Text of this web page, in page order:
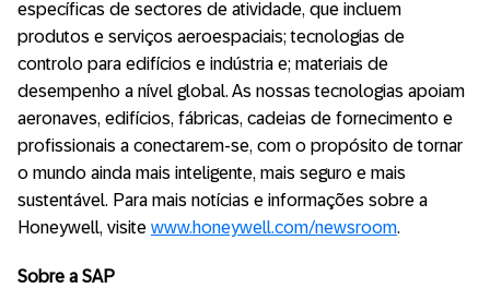
específicas de sectores de atividade, que incluem
produtos e serviços aeroespaciais; tecnologias de
controlo para edifícios e indústria e; materiais de
desempenho a nível global. As nossas tecnologias apoiam
aeronaves, edifícios, fábricas, cadeias de fornecimento e
profissionais a conectarem-se, com o propósito de tornar
o mundo ainda mais inteligente, mais seguro e mais
sustentável. Para mais notícias e informações sobre a
Honeywell, visite www.honeywell.com/newsroom.
Sobre a SAP